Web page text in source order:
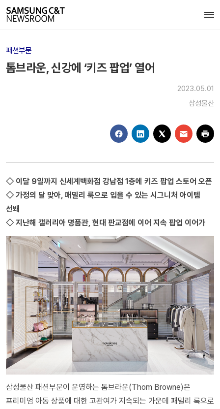
패션부문
톰브라운, 신강에 ‘키즈 팝업’ 열어
2023.05.01
삼성물산
◇ 이달 9일까지 신세계백화점 강남점 1층에 키즈 팝업 스토어 오픈
◇ 가정의 달 맞아, 패밀리 룩으로 입을 수 있는 시그니처 아이템
선봬
◇ 지난해 갤러리아 명품관, 현대 판교점에 이어 지속 팝업 이어가
삼성물산 패션부문이 운영하는 톰브라운(Thom Browne)은
프리미엄 아동 상품에 대한 고관여가 지속되는 가운데 패밀리 룩으로